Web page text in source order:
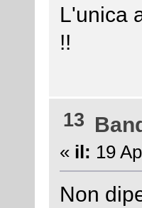
L'unica
!!
13
« il: 19
Non